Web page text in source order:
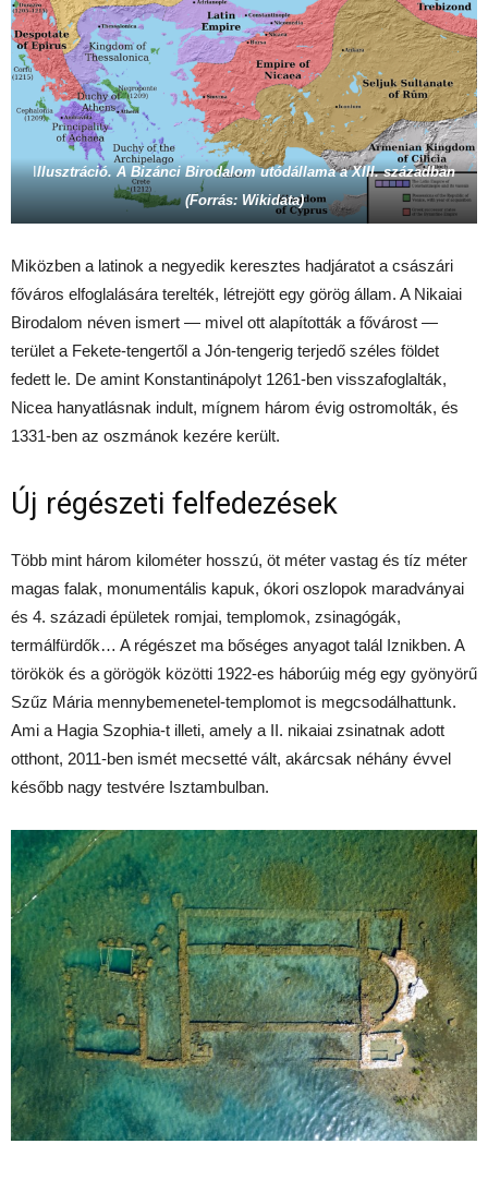
Illusztráció. A Bizánci Birodalom utódállama a XIII. században
(Forrás: Wikidata)
Miközben a latinok a negyedik keresztes hadjáratot a császári
főváros elfoglalására terelték, létrejött egy görög állam. A Nikaiai
Birodalom néven ismert — mivel ott alapították a fővárost —
terület a Fekete-tengertől a Jón-tengerig terjedő széles földet
fedett le. De amint Konstantinápolyt 1261-ben visszafoglalták,
Nicea hanyatlásnak indult, mígnem három évig ostromolták, és
1331-ben az oszmánok kezére került.
Új régészeti felfedezések
Több mint három kilométer hosszú, öt méter vastag és tíz méter
magas falak, monumentális kapuk, ókori oszlopok maradványai
és 4. századi épületek romjai, templomok, zsinagógák,
termálfürdők… A régészet ma bőséges anyagot talál Iznikben. A
törökök és a görögök közötti 1922-es háborúig még egy gyönyörű
Szűz Mária mennybemenetel-templomot is megcsodálhattunk.
Ami a Hagia Szophia-t illeti, amely a II. nikaiai zsinatnak adott
otthont, 2011-ben ismét mecsetté vált, akárcsak néhány évvel
később nagy testvére Isztambulban.